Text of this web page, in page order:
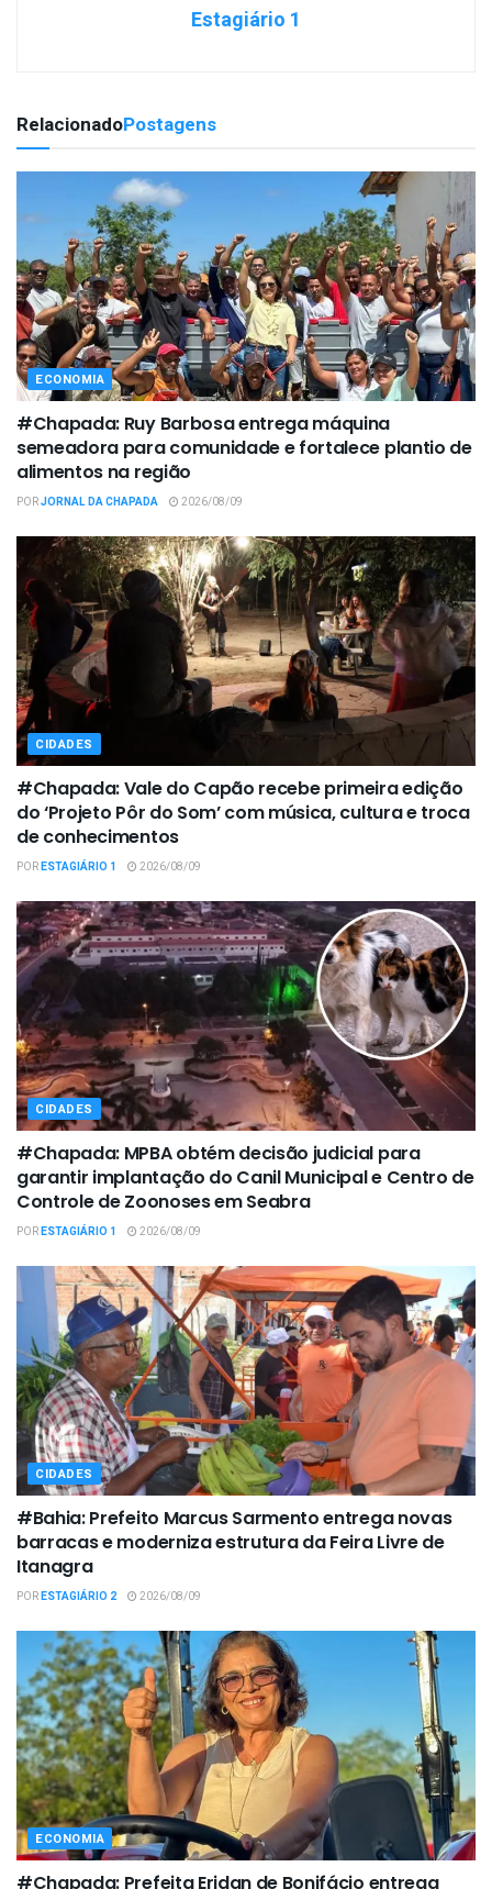
Estagiário 1
RelacionadoPostagens
ECONOMIA
#Chapada: Ruy Barbosa entrega máquina
semeadora para comunidade e fortalece plantio de
alimentos na região
PORJORNAL DA CHAPADA 2026/08/09
CIDADES
#Chapada: Vale do Capão recebe primeira edição
do ‘Projeto Pôr do Som’ com música, cultura e troca
de conhecimentos
PORESTAGIÁRIO 1 2026/08/09
CIDADES
#Chapada: MPBA obtém decisão judicial para
garantir implantação do Canil Municipal e Centro de
Controle de Zoonoses em Seabra
PORESTAGIÁRIO 1 2026/08/09
CIDADES
#Bahia: Prefeito Marcus Sarmento entrega novas
barracas e moderniza estrutura da Feira Livre de
Itanagra
PORESTAGIÁRIO 2 2026/08/09
ECONOMIA
#Chapada: Prefeita Eridan de Bonifácio entrega